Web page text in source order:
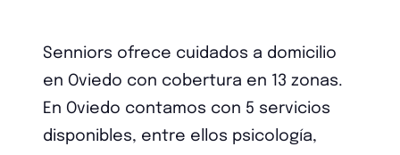
Senniors ofrece cuidados a domicilio
en Oviedo con cobertura en 13 zonas.
En Oviedo contamos con 5 servicios
disponibles, entre ellos psicología,